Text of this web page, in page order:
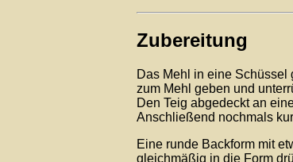
Zubereitung
Das Mehl in eine Schüssel
zum Mehl geben und
Den Teig abgedeckt an
Anschließend nochmals
Eine runde Backform mit
gleichmäßig in die Form